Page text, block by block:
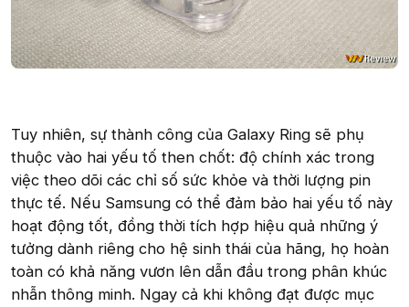
Tuy nhiên, sự thành công của Galaxy Ring sẽ phụ
thuộc vào hai yếu tố then chốt: độ chính xác trong
việc theo dõi các chỉ số sức khỏe và thời lượng pin
thực tế. Nếu Samsung có thể đảm bảo hai yếu tố này
hoạt động tốt, đồng thời tích hợp hiệu quả những ý
tưởng dành riêng cho hệ sinh thái của hãng, họ hoàn
toàn có khả năng vươn lên dẫn đầu trong phân khúc
nhẫn thông minh. Ngay cả khi không đạt được mục